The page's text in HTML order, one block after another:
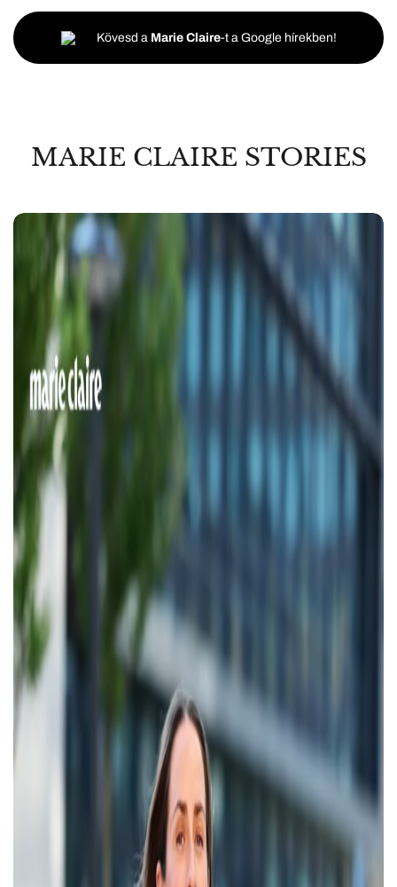
Kövesd a Marie Claire-t a Google hírekben!
MARIE CLAIRE STORIES